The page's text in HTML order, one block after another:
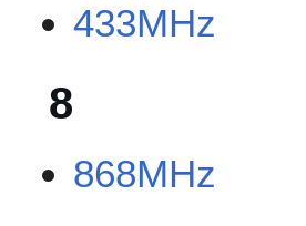
433MHz
8
868MHz